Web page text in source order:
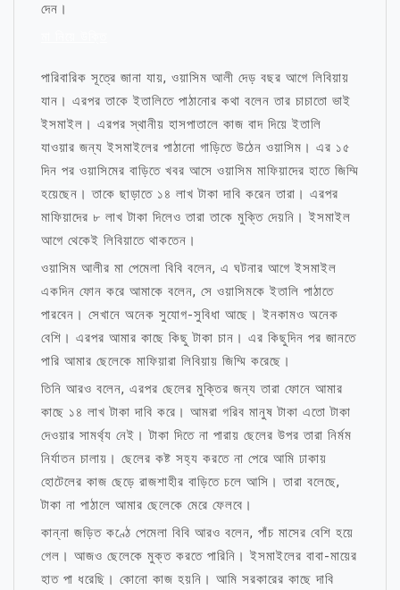
দেন।
পারিবারিক সূত্রে জানা যায়, ওয়াসিম আলী দেড় বছর আগে লিবিয়ায়
যান। এরপর তাকে ইতালিতে পাঠানোর কথা বলেন তার চাচাতো ভাই
ইসমাইল। এরপর স্থানীয় হাসপাতালে কাজ বাদ দিয়ে ইতালি
যাওয়ার জন্য ইসমাইলের পাঠানো গাড়িতে উঠেন ওয়াসিম। এর ১৫
দিন পর ওয়াসিমের বাড়িতে খবর আসে ওয়াসিম মাফিয়াদের হাতে জিম্মি
হয়েছেন। তাকে ছাড়াতে ১৪ লাখ টাকা দাবি করেন তারা। এরপর
মাফিয়াদের ৮ লাখ টাকা দিলেও তারা তাকে মুক্তি দেয়নি। ইসমাইল
আগে থেকেই লিবিয়াতে থাকতেন।
ওয়াসিম আলীর মা পেমেলা বিবি বলেন, এ ঘটনার আগে ইসমাইল
একদিন ফোন করে আমাকে বলেন, সে ওয়াসিমকে ইতালি পাঠাতে
পারবেন। সেখানে অনেক সুযোগ-সুবিধা আছে। ইনকামও অনেক
বেশি। এরপর আমার কাছে কিছু টাকা চান। এর কিছুদিন পর জানতে
পারি আমার ছেলেকে মাফিয়ারা লিবিয়ায় জিম্মি করেছে।
তিনি আরও বলেন, এরপর ছেলের মুক্তির জন্য তারা ফোনে আমার
কাছে ১৪ লাখ টাকা দাবি করে। আমরা গরিব মানুষ টাকা এতো টাকা
দেওয়ার সামর্থ্য নেই। টাকা দিতে না পারায় ছেলের উপর তারা নির্মম
নির্যাতন চালায়। ছেলের কষ্ট সহ্য করতে না পেরে আমি ঢাকায়
হোটেলের কাজ ছেড়ে রাজশাহীর বাড়িতে চলে আসি। তারা বলেছে,
টাকা না পাঠালে আমার ছেলেকে মেরে ফেলবে।
কান্না জড়িত কণ্ঠে পেমেলা বিবি আরও বলেন, পাঁচ মাসের বেশি হয়ে
গেল। আজও ছেলেকে মুক্ত করতে পারিনি। ইসমাইলের বাবা-মায়ের
হাত পা ধরেছি। কোনো কাজ হয়নি। আমি সরকারের কাছে দাবি